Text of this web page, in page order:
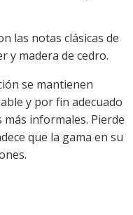
las notas clásicas de
y madera de cedro.
se mantienen
y por fin adecuado
más informales. Pierde
que la gama en su